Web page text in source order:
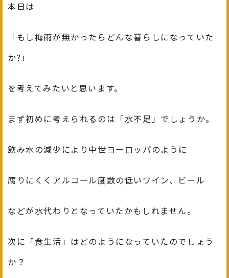
本日は
「もし梅雨が無かったらどんな暮らしになっていた
か?」
を考えてみたいと思います。
まず初めに考えられるのは「水不足」でしょうか。
飲み水の減少により中世ヨーロッパのように
腐りにくくアルコール度数の低いワイン、ビール
などが水代わりとなっていたかもしれません。
次に「食生活」はどのようになっていたのでしょう
か？